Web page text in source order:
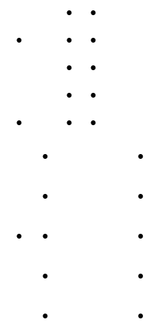
●
●
● ●
●
●
●
●
●
● ●
●
● ●
● ●
● ● ●
● ●
● ●